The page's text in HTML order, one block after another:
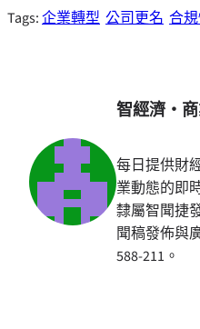
Tags:企業轉型 公司更名 合
智經濟・
每日提供財
業動態的即
隸屬智聞捷
聞稿發佈與
588-211。